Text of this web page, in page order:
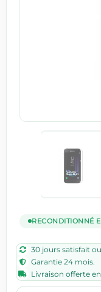
RECONDITIONNÉ
30 jours satisfait
Garantie 24 mois.
Livraison offerte